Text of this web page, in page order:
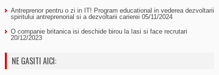
Antreprenor pentru o zi in IT! Program educational in vederea dezvoltarii
spiritului antreprenorial si a dezvoltarii carierei 05/11/2024
O companie britanica isi deschide birou la Iasi si face recrutari
20/12/2023
NE GASITI AICI: